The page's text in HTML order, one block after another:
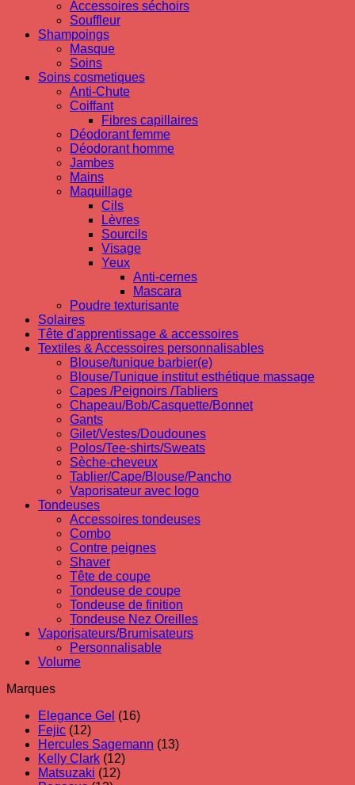
Accessoires séchoirs
Souffleur
Shampoings
Masque
Soins
Soins cosmetiques
Anti-Chute
Coiffant
Fibres capillaires
Déodorant femme
Déodorant homme
Jambes
Mains
Maquillage
Cils
Lèvres
Sourcils
Visage
Yeux
Anti-cernes
Mascara
Poudre texturisante
Solaires
Tête d'apprentissage & accessoires
Textiles & Accessoires personnalisables
Blouse/tunique barbier(e)
Blouse/Tunique institut esthétique massage
Capes /Peignoirs /Tabliers
Chapeau/Bob/Casquette/Bonnet
Gants
Gilet/Vestes/Doudounes
Polos/Tee-shirts/Sweats
Sèche-cheveux
Tablier/Cape/Blouse/Pancho
Vaporisateur avec logo
Tondeuses
Accessoires tondeuses
Combo
Contre peignes
Shaver
Tête de coupe
Tondeuse de coupe
Tondeuse de finition
Tondeuse Nez Oreilles
Vaporisateurs/Brumisateurs
Personnalisable
Volume
Marques
Elegance Gel (16)
Fejic (12)
Hercules Sagemann (13)
Kelly Clark (12)
Matsuzaki (12)